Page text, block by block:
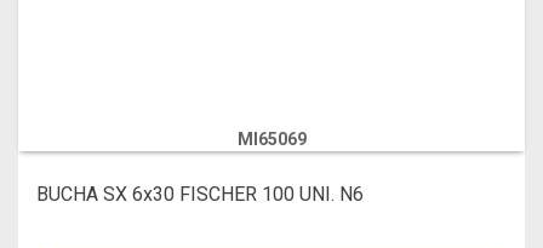
MI65069
BUCHA SX 6x30 FISCHER 100 UNI. N6